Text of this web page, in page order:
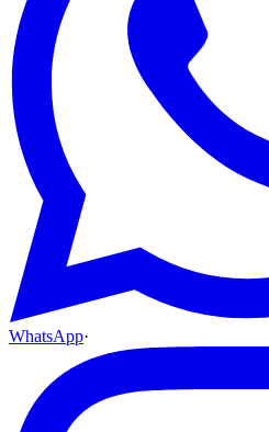
WhatsApp·